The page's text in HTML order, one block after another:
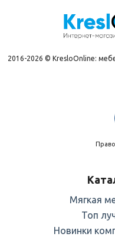
2016-2026 © KresloOnline:
Мягкая
Топ
Новинки